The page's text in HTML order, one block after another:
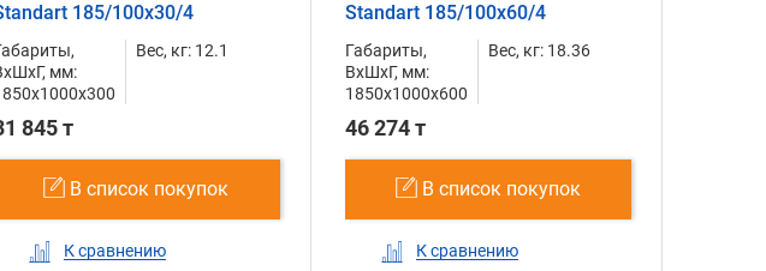
185/100x30/4
мм:
Вес, кг: 12.1
845 т
В список покупок
К сравнению
Standart 185/100x60/4
Габариты,
ВxШxГ, мм:
1850x1000x600
Вес, кг: 18.36
46 274 т
В список покупок
К сравнению